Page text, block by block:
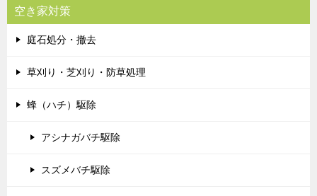
空き家対策
庭石処分・撤去
草刈り・芝刈り・防草処理
蜂（ハチ）駆除
アシナガバチ駆除
スズメバチ駆除